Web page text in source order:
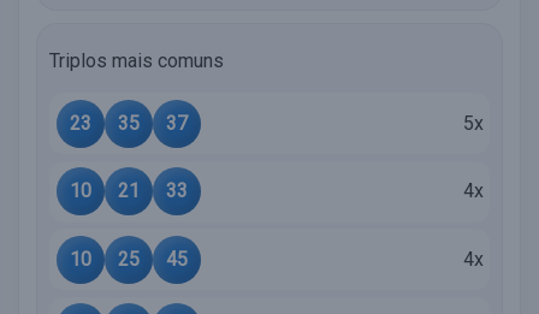
Triplos mais comuns
23 35 37 5x
10 21 33 4x
10 25 45 4x